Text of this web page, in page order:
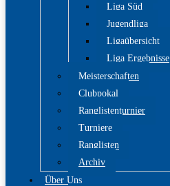
Liga Süd
Jugendliga
Ligaübersicht
Liga Ergebnisse
Meisterschaften
Clubpokal
Ranglistenturnier
Turniere
Ranglisten
Archiv
Über Uns